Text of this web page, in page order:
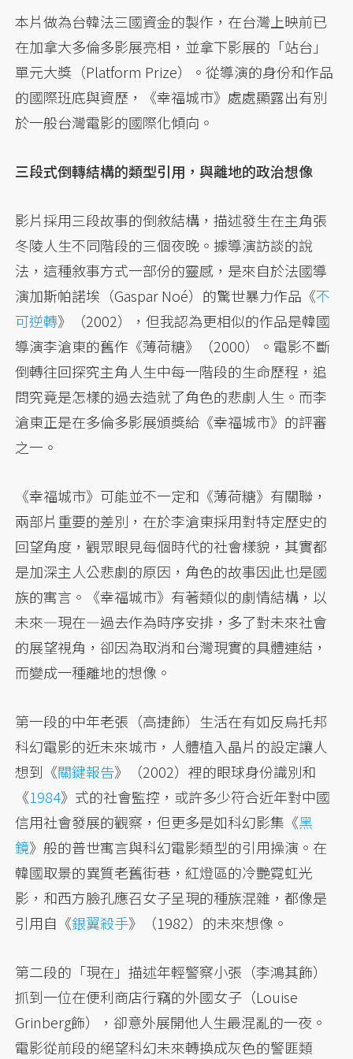
本片做為台韓法三國資金的製作，在台灣上映前已
在加拿大多倫多影展亮相，並拿下影展的「站台」
單元大獎（Platform Prize）。從導演的身份和作品
的國際班底與資歷，《幸福城市》處處顯露出有別
於一般台灣電影的國際化傾向。
三段式倒轉結構的類型引用，與離地的政治想像
影片採用三段故事的倒敘結構，描述發生在主角張
冬陵人生不同階段的三個夜晚。據導演訪談的說
法，這種敘事方式一部份的靈感，是來自於法國導
演加斯帕諾埃（Gaspar Noé）的驚世暴力作品《不
可逆轉》（2002），但我認為更相似的作品是韓國
導演李滄東的舊作《薄荷糖》（2000）。電影不斷
倒轉往回探究主角人生中每一階段的生命歷程，追
問究竟是怎樣的過去造就了角色的悲劇人生。而李
滄東正是在多倫多影展頒獎給《幸福城市》的評審
之一。
《幸福城市》可能並不一定和《薄荷糖》有關聯，
兩部片重要的差別，在於李滄東採用對特定歷史的
回望角度，觀眾眼見每個時代的社會樣貌，其實都
是加深主人公悲劇的原因，角色的故事因此也是國
族的寓言。《幸福城市》有著類似的劇情結構，以
未來—現在—過去作為時序安排，多了對未來社會
的展望視角，卻因為取消和台灣現實的具體連結，
而變成一種離地的想像。
第一段的中年老張（高捷飾）生活在有如反烏托邦
科幻電影的近未來城市，人體植入晶片的設定讓人
想到《關鍵報告》（2002）裡的眼球身份識別和
《1984》式的社會監控，或許多少符合近年對中國
信用社會發展的觀察，但更多是如科幻影集《黑
鏡》般的普世寓言與科幻電影類型的引用操演。在
韓國取景的異質老舊街巷，紅燈區的冷艷霓虹光
影，和西方臉孔應召女子呈現的種族混雜，都像是
引用自《銀翼殺手》（1982）的未來想像。
第二段的「現在」描述年輕警察小張（李鴻其飾）
抓到一位在便利商店行竊的外國女子（Louise
Grinberg飾），卻意外展開他人生最混亂的一夜。
電影從前段的絕望科幻未來轉換成灰色的警匪類